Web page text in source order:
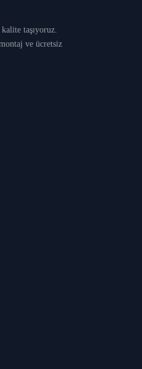
taşıyoruz.
ve ücretsiz